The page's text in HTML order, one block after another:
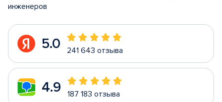
инженеров
5.0 241 643 отзыва
4.9 187 183 отзыва